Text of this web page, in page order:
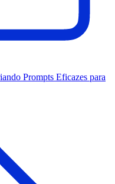
Prompts Eficazes para